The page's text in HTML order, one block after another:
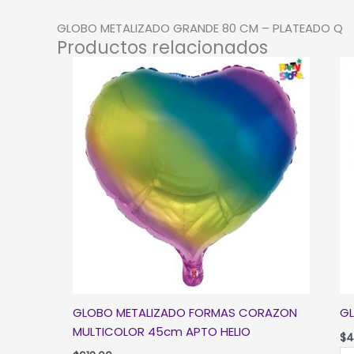
GLOBO METALIZADO GRANDE 80 CM – PLATEADO Q
Productos relacionados
GLOBO METALIZADO FORMAS CORAZON
MULTICOLOR 45cm APTO HELIO
$